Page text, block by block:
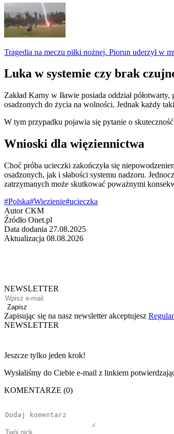
Tragedia na meczu piłki nożnej. Piorun uderzył w
Luka w systemie czy brak
Zakład Karny w Iławie posiada oddział
osadzonych do życia na wolności. Jednak każdy
W tym przypadku pojawia się pytanie o
Wnioski dla więziennictwa
Choć próba ucieczki zakończyła się
osadzonych, jak i słabości systemu nadzoru.
zatrzymanych może skutkować poważnymi
#Polska#Wiezienie#ucieczka
Autor CKM
Źródło Onet.pl
Data dodania 27.08.2025
Aktualizacja 08.08.2026
NEWSLETTER
Zapisz
Zapisując się na nasz newsletter akceptujesz
NEWSLETTER
Jeszcze tylko jeden krok!
Wysłaliśmy do Ciebie e-mail z linkiem
KOMENTARZE (0)